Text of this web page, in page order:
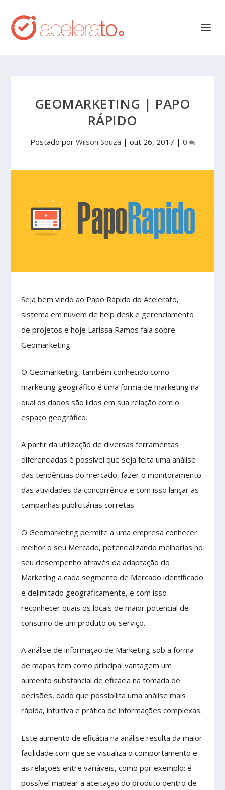
GEOMARKETING | PAPO
RÁPIDO
Postado por Wilson Souza | out 26, 2017 | 0
Seja bem vindo ao Papo Rápido do Acelerato,
sistema em nuvem de help desk e gerenciamento
de projetos e hoje Larissa Ramos fala sobre
Geomarketing.
O Geomarketing, também conhecido como
marketing geográfico é uma forma de marketing na
qual os dados são lidos em sua relação com o
espaço geográfico.
A partir da utilização de diversas ferramentas
diferenciadas é possível que seja feita uma análise
das tendências do mercado, fazer o monitoramento
das atividades da concorrência e com isso lançar as
campanhas publicitárias corretas.
O Geomarketing permite a uma empresa conhecer
melhor o seu Mercado, potencializando melhorias no
seu desempenho através da adaptação do
Marketing a cada segmento de Mercado identificado
e delimitado geograficamente, e com isso
reconhecer quais os locais de maior potencial de
consumo de um produto ou serviço.
A análise de informação de Marketing sob a forma
de mapas tem como principal vantagem um
aumento substancial de eficácia na tomada de
decisões, dado que possibilita uma análise mais
rápida, intuitiva e prática de informações complexas.
Este aumento de eficácia na análise resulta da maior
facilidade com que se visualiza o comportamento e
as relações entre variáveis, como por exemplo: é
possível mapear a aceitação do produto dentro de